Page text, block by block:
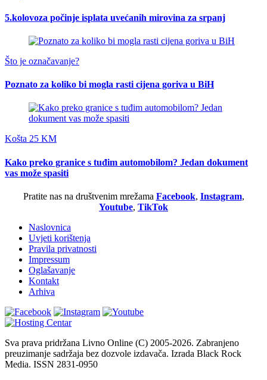
5.kolovoza počinje isplata uvećanih mirovina za srpanj
Što je označavanje?
Poznato za koliko bi mogla rasti cijena goriva u BiH
Košta 25 KM
Kako preko granice s tuđim automobilom? Jedan dokument
vas može spasiti
Pratite nas na društvenim mrežama Facebook, Instagram,
Youtube, TikTok
Naslovnica
Uvjeti korištenja
Pravila privatnosti
Impressum
Oglašavanje
Kontakt
Arhiva
Sva prava pridržana Livno Online (C) 2005-2026. Zabranjeno
preuzimanje sadržaja bez dozvole izdavača. Izrada Black Rock
Media. ISSN 2831-0950